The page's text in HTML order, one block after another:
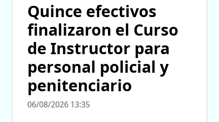
Quince efectivos
finalizaron el Curso
de Instructor para
personal policial y
penitenciario
06/08/2026 13:35